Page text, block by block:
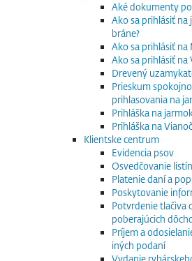
Aké dokumenty
Ako sa prihlásiť na
bráne?
Ako sa prihlásiť na
Ako sa prihlásiť na
Drevený
Prieskum
prihlasovania na
Prihláška na
Prihláška na
Klientske centrum
Evidencia psov
Osvedčovanie
Platenie daní a
Poskytovanie
Potvrdenie tlačiva
poberajúcich
Príjem a
iných podaní
Vydanie